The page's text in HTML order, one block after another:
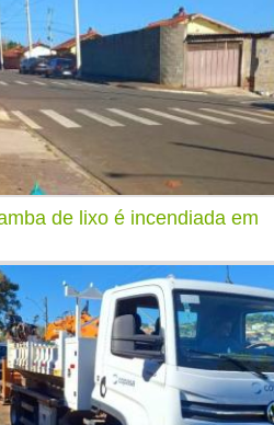
de lixo é incendiada em